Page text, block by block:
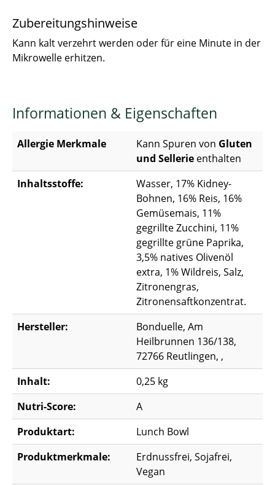
Zubereitungshinweise
Kann kalt verzehrt werden oder für eine Minute in der
Mikrowelle erhitzen.
Informationen & Eigenschaften
Allergie Merkmale Kann Spuren von Gluten
und Sellerie enthalten
Inhaltsstoffe:
Wasser, 17% Kidney-
Bohnen, 16% Reis, 16%
Gemüsemais, 11%
gegrillte Zucchini, 11%
gegrillte grüne Paprika,
3,5% natives Olivenöl
extra, 1% Wildreis, Salz,
Zitronengras,
Zitronensaftkonzentrat.
Hersteller:
Bonduelle, Am
Heilbrunnen 136/138,
72766 Reutlingen, ,
Inhalt:
0,25 kg
Nutri-Score:
A
Produktart:
Lunch Bowl
Produktmerkmale:
Erdnussfrei, Sojafrei,
Vegan